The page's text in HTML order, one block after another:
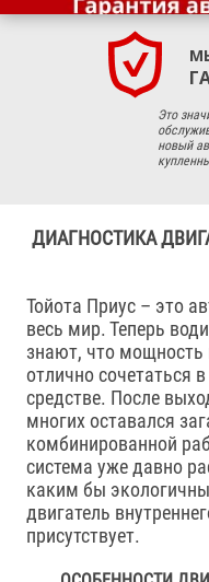
Это
новый
ДИАГНОСТИКА
Тойота Приус – это
весь мир. Теперь
знают, что мощность
отлично сочетаться
средстве. После
многих оставался
комбинированной
система уже давно
каким бы
двигатель
присутствует.